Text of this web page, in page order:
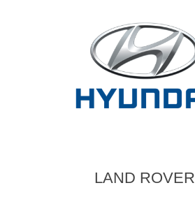
LAND ROVER